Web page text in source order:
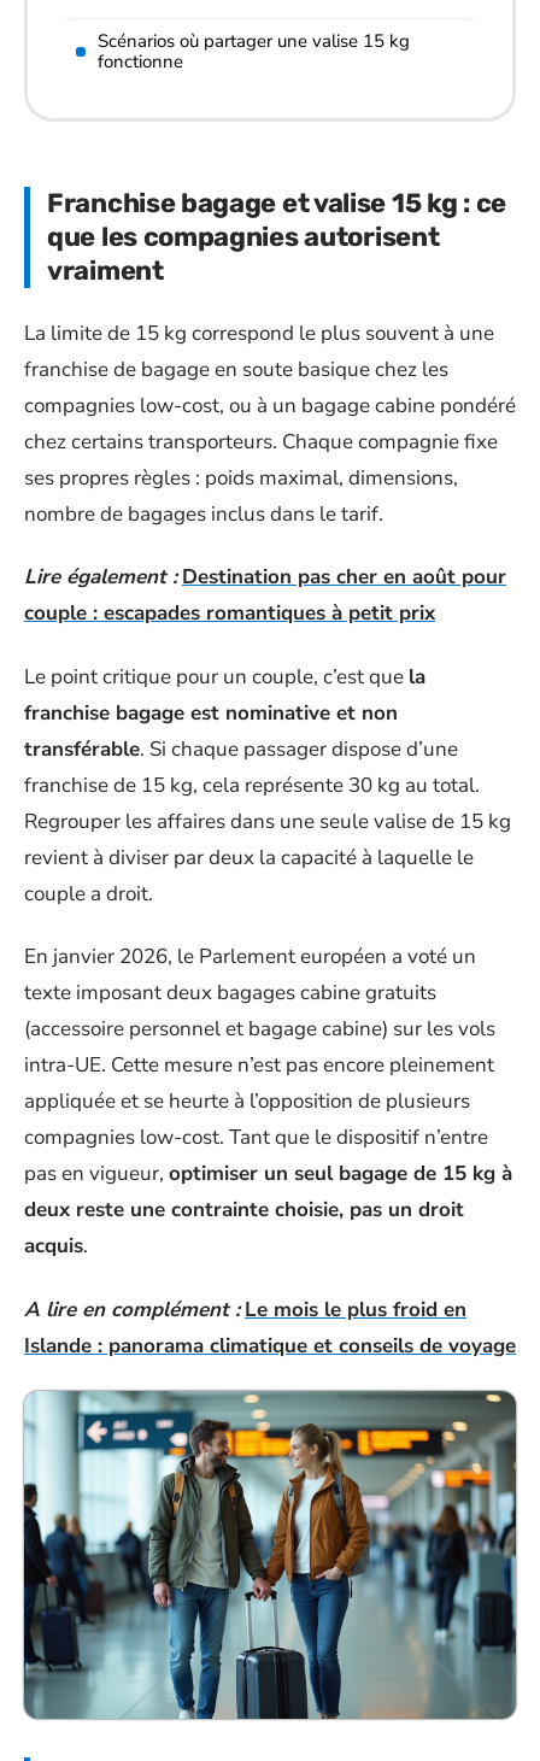
Scénarios où partager une valise 15 kg
fonctionne
Franchise bagage et valise 15 kg : ce
que les compagnies autorisent
vraiment
La limite de 15 kg correspond le plus souvent à une
franchise de bagage en soute basique chez les
compagnies low-cost, ou à un bagage cabine pondéré
chez certains transporteurs. Chaque compagnie fixe
ses propres règles : poids maximal, dimensions,
nombre de bagages inclus dans le tarif.
Lire également : Destination pas cher en août pour
couple : escapades romantiques à petit prix
Le point critique pour un couple, c’est que la
franchise bagage est nominative et non
transférable. Si chaque passager dispose d’une
franchise de 15 kg, cela représente 30 kg au total.
Regrouper les affaires dans une seule valise de 15 kg
revient à diviser par deux la capacité à laquelle le
couple a droit.
En janvier 2026, le Parlement européen a voté un
texte imposant deux bagages cabine gratuits
(accessoire personnel et bagage cabine) sur les vols
intra-UE. Cette mesure n’est pas encore pleinement
appliquée et se heurte à l’opposition de plusieurs
compagnies low-cost. Tant que le dispositif n’entre
pas en vigueur, optimiser un seul bagage de 15 kg à
deux reste une contrainte choisie, pas un droit
acquis.
A lire en complément : Le mois le plus froid en
Islande : panorama climatique et conseils de voyage